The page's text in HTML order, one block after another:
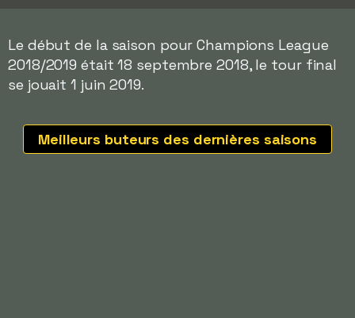
Le début de la saison pour Champions League
2018/2019 était 18 septembre 2018, le tour final
se jouait 1 juin 2019.
Meilleurs buteurs des dernières saisons